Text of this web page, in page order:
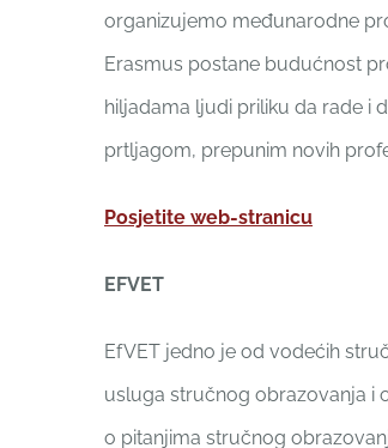
organizujemo međunarodne
Erasmus postane budućnost
hiljadama ljudi priliku da rade i
prtljagom, prepunim novih
Posjetite web-stranicu
EFVET
EfVET jedno je od vodećih
usluga stručnog obrazovanja i
o pitanjima stručnog